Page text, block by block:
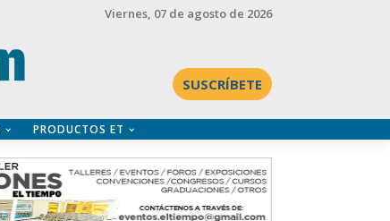
Viernes, 07 de agosto de 2026
SUSCRÍBETE
PRODUCTOS ET